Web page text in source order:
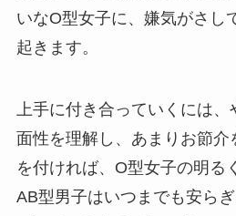
いなO型女子に、嫌気がさし
起きます。
上手に付き合っていくには、
面性を理解し、あまりお節
を付ければ、O型女子の明る
AB型男子はいつまでも安ら